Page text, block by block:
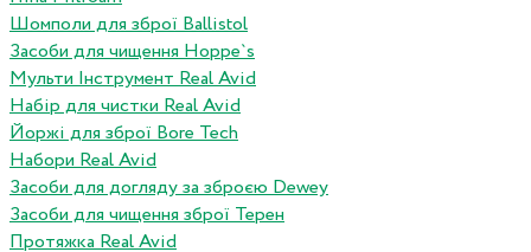
Шомполи для зброї Ballistol
Засоби для чищення Hoppe`s
Мульти Інструмент Real Avid
Набір для чистки Real Avid
Йоржі для зброї Bore Tech
Набори Real Avid
Засоби для догляду за зброєю Dewey
Засоби для чищення зброї Терен
Протяжка Real Avid